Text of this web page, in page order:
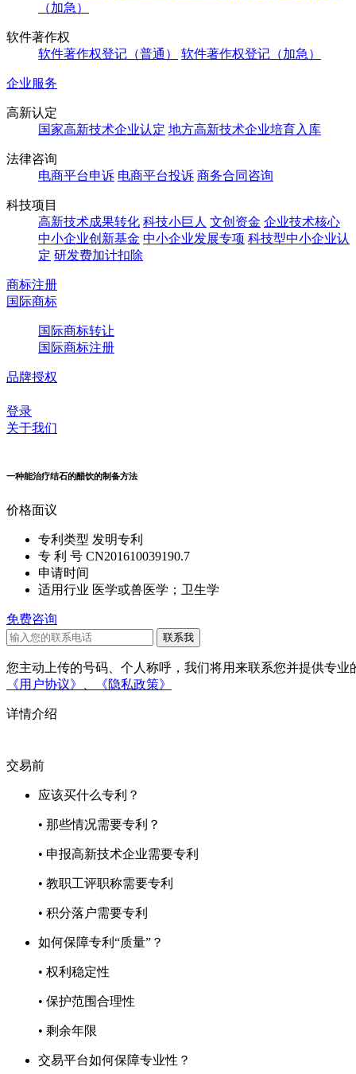
（加急）
软件著作权
软件著作权登记（普通）
软件著作权登记（加急）
企业服务
高新认定
国家高新技术企业认定 地方高新技术企业培育入库
法律咨询
电商平台申诉 电商平台投诉 商务合同咨询
科技项目
高新技术成果转化 科技小巨人 文创资金 企业技术核心
中小企业创新基金 中小企业发展专项 科技型中小企业认
定 研发费加计扣除
商标注册
国际商标
国际商标转让
国际商标注册
品牌授权
登录
关于我们
一种能治疗结石的醋饮的制备方法
价格面议
专利类型 发明专利
专 利 号 CN201610039190.7
申请时间
适用行业 医学或兽医学；卫生学
免费咨询
您主动上传的号码、个人称呼，我们将用来联系您并提供专
《用户协议》、
《隐私政策》
详情介绍
交易前
应该买什么专利？
• 那些情况需要专利？
• 申报高新技术企业需要专利
• 教职工评职称需要专利
• 积分落户需要专利
如何保障专利“质量”？
• 权利稳定性
• 保护范围合理性
• 剩余年限
交易平台如何保障专业性？